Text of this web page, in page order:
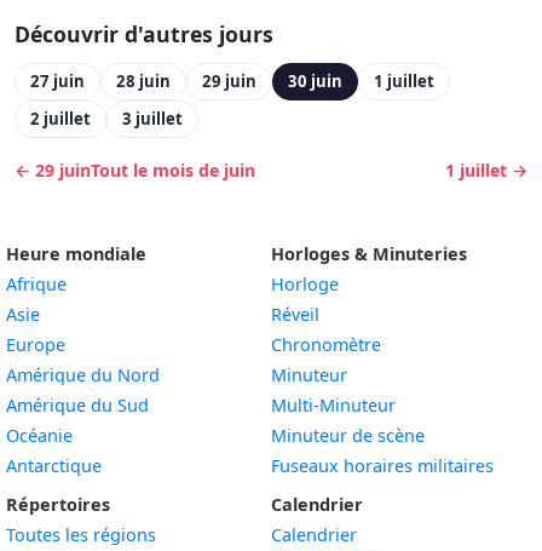
Découvrir d'autres jours
27 juin 28 juin 29 juin 30 juin
1 juillet
2 juillet
3 juillet
← 29 juinTout le mois de juin 1 juillet →
Heure mondiale
Afrique
Asie
Europe
Amérique du Nord
Amérique du Sud
Océanie
Antarctique
Répertoires
Toutes les régions
Horloges & Minuteries
Horloge
Réveil
Chronomètre
Minuteur
Multi-Minuteur
Minuteur de scène
Fuseaux horaires militaires
Calendrier
Calendrier